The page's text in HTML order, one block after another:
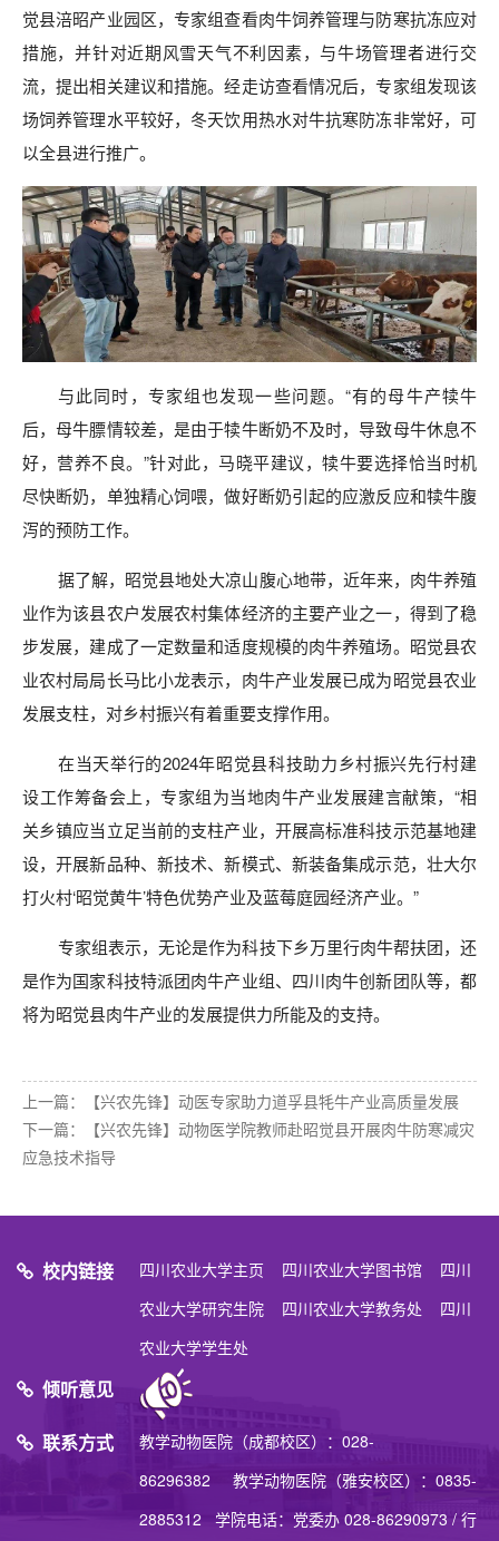
觉县涪昭产业园区，专家组查看肉牛饲养管理与防寒抗冻应对
措施，并针对近期风雪天气不利因素，与牛场管理者进行交
流，提出相关建议和措施。经走访查看情况后，专家组发现该
场饲养管理水平较好，冬天饮用热水对牛抗寒防冻非常好，可
以全县进行推广。
与此同时，专家组也发现一些问题。“有的母牛产犊牛
后，母牛膘情较差，是由于犊牛断奶不及时，导致母牛休息不
好，营养不良。”针对此，马晓平建议，犊牛要选择恰当时机
尽快断奶，单独精心饲喂，做好断奶引起的应激反应和犊牛腹
泻的预防工作。
据了解，昭觉县地处大凉山腹心地带，近年来，肉牛养殖
业作为该县农户发展农村集体经济的主要产业之一，得到了稳
步发展，建成了一定数量和适度规模的肉牛养殖场。昭觉县农
业农村局局长马比小龙表示，肉牛产业发展已成为昭觉县农业
发展支柱，对乡村振兴有着重要支撑作用。
在当天举行的2024年昭觉县科技助力乡村振兴先行村建
设工作筹备会上，专家组为当地肉牛产业发展建言献策，“相
关乡镇应当立足当前的支柱产业，开展高标准科技示范基地建
设，开展新品种、新技术、新模式、新装备集成示范，壮大尔
打火村‘昭觉黄牛’特色优势产业及蓝莓庭园经济产业。”
专家组表示，无论是作为科技下乡万里行肉牛帮扶团，还
是作为国家科技特派团肉牛产业组、四川肉牛创新团队等，都
将为昭觉县肉牛产业的发展提供力所能及的支持。
上一篇：
【兴农先锋】动医专家助力道孚县牦牛产业高质量发展
下一篇：
【兴农先锋】动物医学院教师赴昭觉县开展肉牛防寒减灾
应急技术指导
校内链接 四川农业大学主页 四川农业大学图书馆
四川
农业大学研究生院
四川农业大学教务处
四川
农业大学学生处
倾听意见
联系方式
教学动物医院（成都校区）：028-
86296382 教学动物医院（雅安校区）：0835-
2885312 学院电话：党委办 028-86290973 / 行